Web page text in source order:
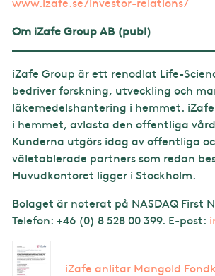
Om iZafe Group AB (publ)
iZafe Group är ett renodlat Life-
bedriver forskning, utveckling och
läkemedelshantering i hemmet.
i hemmet, avlasta den offentliga
Kunderna utgörs idag av offentliga
väletablerade partners som redan
Huvudkontoret ligger i Stockholm.
Bolaget är noterat på NASDAQ First
Telefon: +46 (0) 8 528 00 399. E-post:
iZafe anlitar Mangold